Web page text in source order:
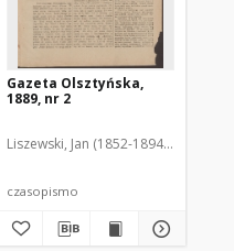
Gazeta Olsztyńska,
1889, nr 2
Liszewski, Jan (1852-1894). Red.
czasopismo